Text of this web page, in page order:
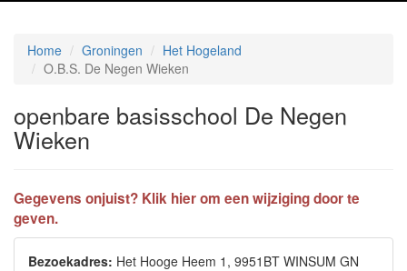
Home Groningen
Het Hogeland
O.B.S. De Negen Wieken
openbare basisschool De Negen
Wieken
Gegevens onjuist? Klik hier om een wijziging door te
geven.
Bezoekadres: Het Hooge Heem 1, 9951BT WINSUM GN